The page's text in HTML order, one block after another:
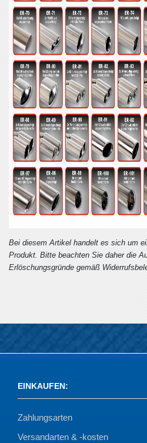
Bei diesem Artikel handelt es sich um
Produkt. Bitte beachten Sie daher die
Erlöschungsgründe gemäß
EINKAUFEN:
Zahlungsarten
Versandarten & -kosten